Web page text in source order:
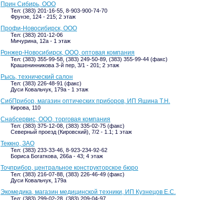
Прин Сибирь, ООО
Тел: (383) 201-16-55, 8-903-900-74-70
Фрунзе, 124 - 215; 2 этаж
Профи-Новосибирск, ООО
Тел: (383) 201-12-06
Мичурина, 12а - 1 этаж
Ронжер-Новосибирск, ООО, оптовая компания
Тел: (383) 355-99-58, (383) 249-50-89, (383) 355-99-44 (факс)
Крашенинникова 3-й пер, 3/1 - 201; 2 этаж
Рысь, технический салон
Тел: (383) 226-48-91 (факс)
Дуси Ковальчук, 179а - 1 этаж
СибПрибор, магазин оптических приборов, ИП Яшина Т.Н.
Кирова, 110
Снабсервис, ООО, торговая компания
Тел: (383) 375-12-08, (383) 335-02-75 (факс)
Северный проезд (Кировский), 7/2 - 1.1; 1 этаж
Теккно, ЗАО
Тел: (383) 233-33-46, 8-923-234-92-62
Бориса Богаткова, 266а - 43; 4 этаж
Точприбор, центральное конструкторское бюро
Тел: (383) 216-07-88, (383) 226-46-49 (факс)
Дуси Ковальчук, 179а
Экомедика, магазин медицинской техники, ИП Кузнецов Е.С.
Тел: (383) 299-02-28, (383) 209-04-97